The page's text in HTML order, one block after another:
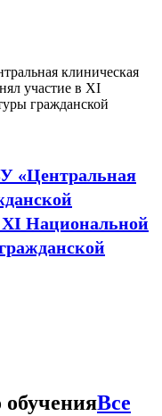
«Центральная
XI Национальной
Все